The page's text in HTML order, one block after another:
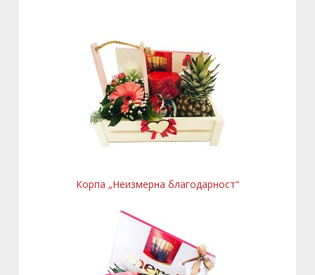
Корпа „Неизмерна благодарност“